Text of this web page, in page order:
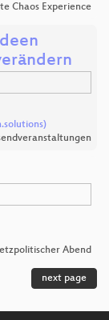
Chaos Experience
Abend
next page